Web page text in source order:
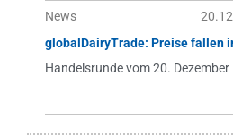
News
globalDairyTrade: Preise fallen
Handelsrunde vom 20. Dezember